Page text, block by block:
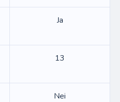
Ja
13
Nei